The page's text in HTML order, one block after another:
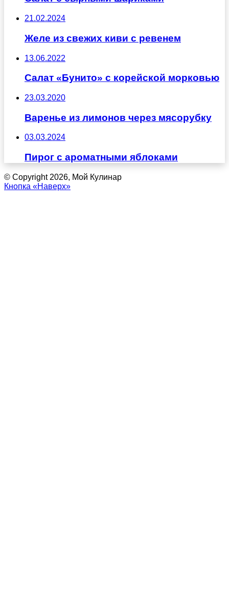
21.02.2024
Желе из свежих киви с ревенем
13.06.2022
Салат «Бунито» с корейской морковью
23.03.2020
Варенье из лимонов через мясорубку
03.03.2024
Пирог с ароматными яблоками
© Copyright 2026, Мой Кулинар
Кнопка «Наверх»